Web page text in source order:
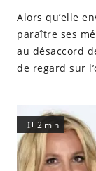
Alors qu’elle
paraître ses
au désaccord
de regard sur
2 min